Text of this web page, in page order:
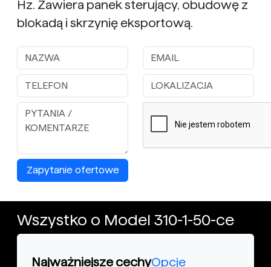
Hz. Zawiera panek sterujący, obudowę z
blokadą i skrzynię eksportową.
Zapytanie ofertowe
Wszystko o Model 310-1-50-ce
Najważniejsze cechyOpcje